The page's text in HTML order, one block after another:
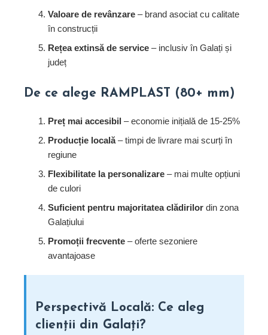
Valoare de revânzare – brand asociat cu calitate
în construcții
Rețea extinsă de service – inclusiv în Galați și
județ
De ce alege RAMPLAST (80+ mm)
Preț mai accesibil – economie inițială de 15-25%
Producție locală– timpi de livrare mai scurți în
regiune
Flexibilitate la personalizare – mai multe opțiuni
de culori
Suficient pentru majoritatea clădirilor din zona
Galațiului
Promoții frecvente – oferte sezoniere
avantajoase
Perspectivă Locală: Ce aleg
clienții din Galați?